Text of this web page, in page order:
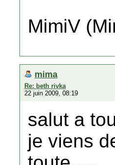
MimiV
mima
Re: beth rivka
22 juin 2009, 08:19
salut a
je viens